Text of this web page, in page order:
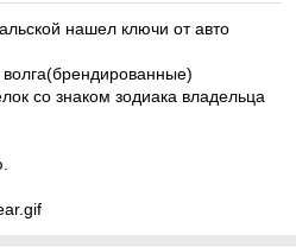
нашел ключи от авто
волга(брендированные)
со знаком зодиака владельца